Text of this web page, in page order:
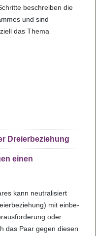
beschreiben die
und sind
das Thema
Dreierbeziehung
einen
kann neu­tra­li­siert
mit ein­be­
oder
das Paar gegen die­sen